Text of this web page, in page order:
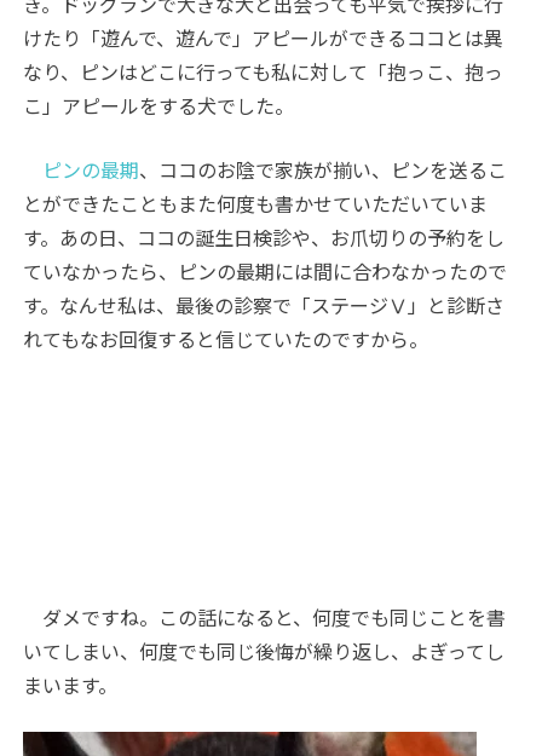
けたり「遊んで、遊んで」アピールができるココとは異
なり、ピンはどこに行っても私に対して「抱っこ、抱っ
こ」アピールをする犬でした。
ピンの最期、ココのお陰で家族が揃い、ピンを送るこ
とができたこともまた何度も書かせていただいていま
す。あの日、ココの誕生日検診や、お爪切りの予約をし
ていなかったら、ピンの最期には間に合わなかったので
す。なんせ私は、最後の診察で「ステージⅤ」と診断さ
れてもなお回復すると信じていたのですから。
ダメですね。この話になると、何度でも同じことを書
いてしまい、何度でも同じ後悔が繰り返し、よぎってし
まいます。